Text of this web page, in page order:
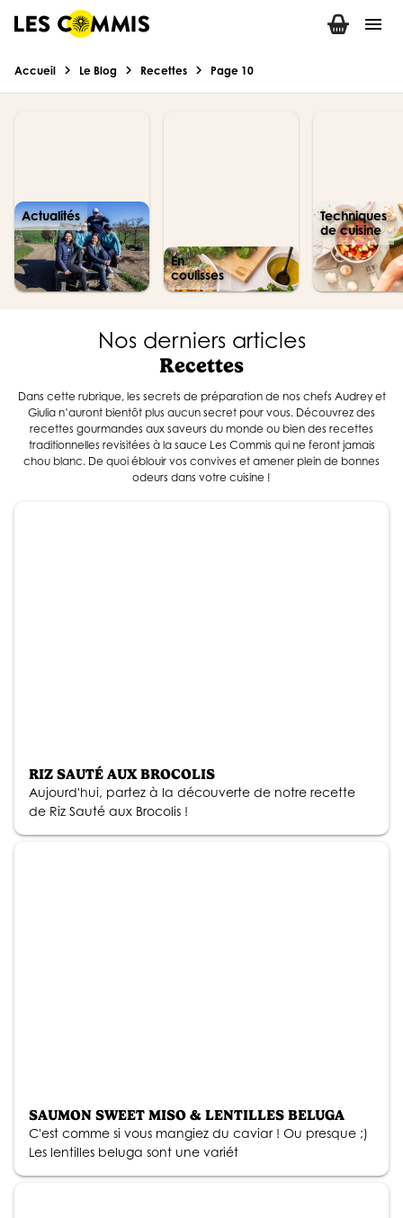
menu
Accueil chevron_right Le Blog chevron_right Recettes chevron_right Page 10
Nos derniers articles
Recettes
Dans cette rubrique, les secrets de préparation de nos chefs Audrey et
Giulia n’auront bientôt plus aucun secret pour vous. Découvrez des
recettes gourmandes aux saveurs du monde ou bien des recettes
traditionnelles revisitées à la sauce Les Commis qui ne feront jamais
chou blanc. De quoi éblouir vos convives et amener plein de bonnes
odeurs dans votre cuisine !
RIZ SAUTÉ AUX BROCOLIS
Aujourd'hui, partez à la découverte de notre recette
de Riz Sauté aux Brocolis !
SAUMON SWEET MISO & LENTILLES BELUGA
C'est comme si vous mangiez du caviar ! Ou presque ;)
Les lentilles beluga sont une variét
Actualités
En
coulisses
Techniques
de cuisine